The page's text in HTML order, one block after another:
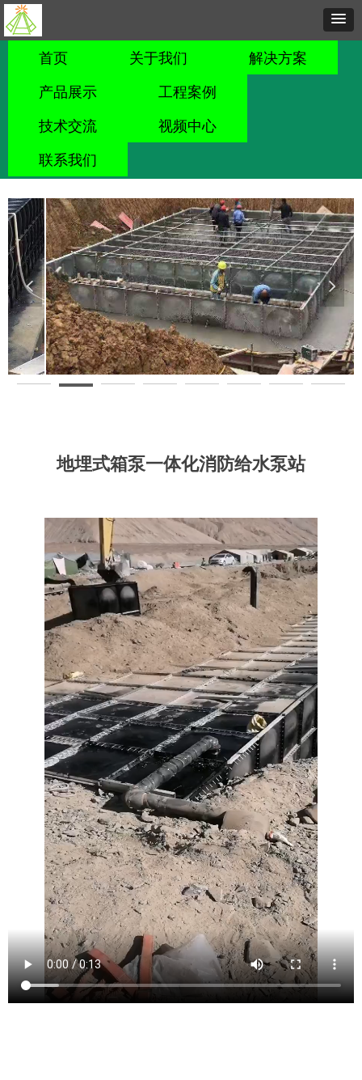
首页 关于我们 解决方案
产品展示 工程案例
技术交流 视频中心
联系我们
넳 넲
地埋式箱泵一体化消防给水泵站